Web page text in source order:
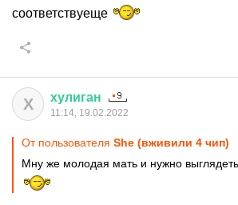
соответствуеще
Х хулиган
11:14, 19.02.2022
От пользователя She (вживили 4 чип)
Мну же молодая мать и нужно